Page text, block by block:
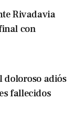
Rivadavia
con
doloroso adiós
fallecidos